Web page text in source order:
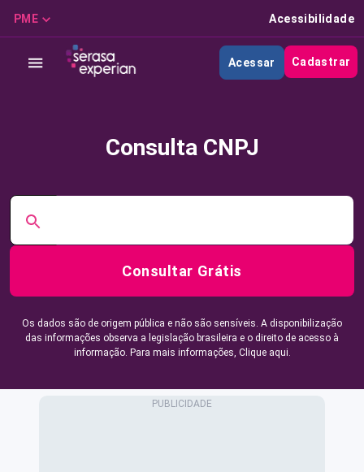
PME Acessibilidade
Acessar Cadastrar
Consulta CNPJ
Consultar Grátis
Os dados são de origem pública e não são sensíveis. A disponibilização
das informações observa a legislação brasileira e o direito de acesso à
informação. Para mais informações, Clique aqui.